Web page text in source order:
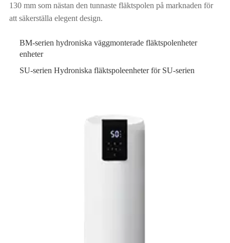
130 mm som nästan den tunnaste fläktspolen på marknaden för
att säkerställa elegent design.
BM-serien hydroniska väggmonterade fläktspolenheter
enheter
SU-serien Hydroniska fläktspoleenheter för SU-serien